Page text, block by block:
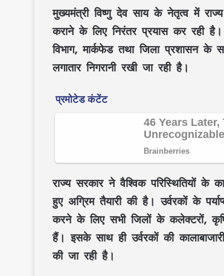
मुख्यमंत्री विष्णु देव साय के नेतृत्व में
कराने के लिए निरंतर प्रयास कर रही
विभाग, मार्कफेड तथा जिला प्रशासन
लगातार निगरानी रखी जा रही है।
राज्य सरकार ने वैश्विक परिस्थितियों के
हुए अग्रिम तैयारी की है। उर्वरकों के
करने के लिए सभी जिलों के कलेक्टरों, कृषि
हैं। इसके साथ ही उर्वरकों की
की जा रही है।